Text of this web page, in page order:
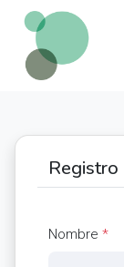
Registro
Nombre *